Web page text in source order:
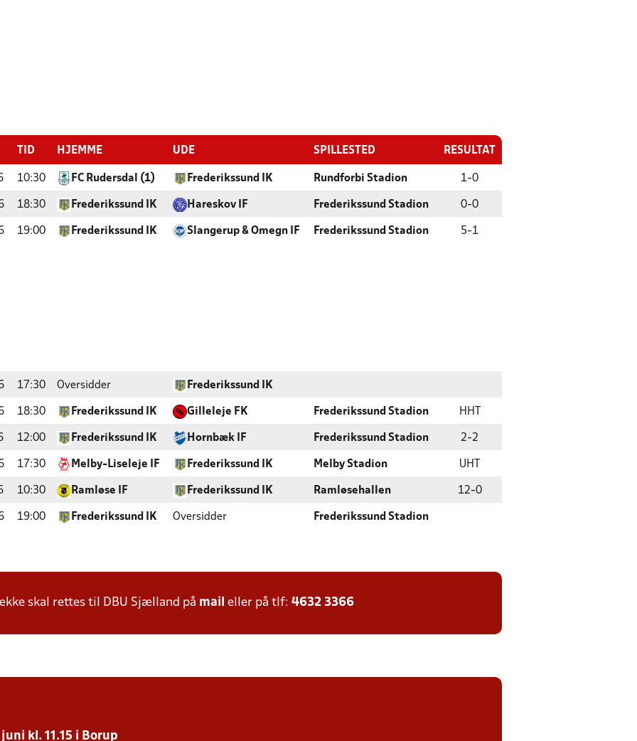
TID HJEMME UDE SPILLESTED RESULTAT
10:30 FC Rudersdal (1) Frederikssund IK Rundforbi Stadion 1-0
18:30 Frederikssund IK Hareskov IF Frederikssund Stadion 0-0
19:00 Frederikssund IK Slangerup & Omegn IF Frederikssund Stadion 5-1
17:30 Oversidder Frederikssund IK
18:30 Frederikssund IK Gilleleje FK Frederikssund Stadion HHT
12:00 Frederikssund IK Hornbæk IF Frederikssund Stadion 2-2
17:30 Melby-Liseleje IF Frederikssund IK Melby Stadion UHT
10:30 Ramløse IF Frederikssund IK Ramløsehallen 12-0
19:00 Frederikssund IK Oversidder Frederikssund Stadion
skal rettes til DBU Sjælland på mail eller på tlf: 4632 3366
kl. 11.15 i Borup